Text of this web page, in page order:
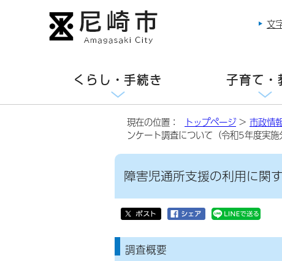
文
くらし・手続き 子育て・
現在の位置： トップページ> 市政情
ンケート調査について（令和5年度実施
障害児通所支援の利用に関
調査概要